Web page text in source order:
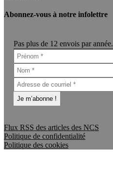
Abonnez-vous à notre infolettre
Pas plus de 12 envois par année.
Flux RSS des articles des NCS
Politique de confidentialité
Politique des cookies